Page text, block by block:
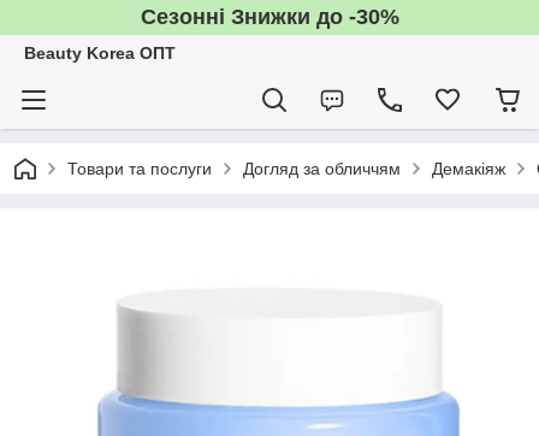
Сезонні Знижки до -30%
Beauty Korea ОПТ
Товари та послуги Догляд за обличчям Демакіяж